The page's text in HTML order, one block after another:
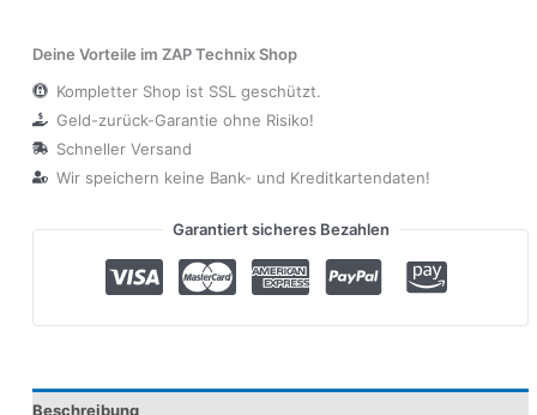
Deine Vorteile im ZAP Technix Shop
Kompletter Shop ist SSL geschützt.
Geld-zurück-Garantie ohne Risiko!
Schneller Versand
Wir speichern keine Bank- und Kreditkartendaten!
Garantiert sicheres Bezahlen
Beschreibung